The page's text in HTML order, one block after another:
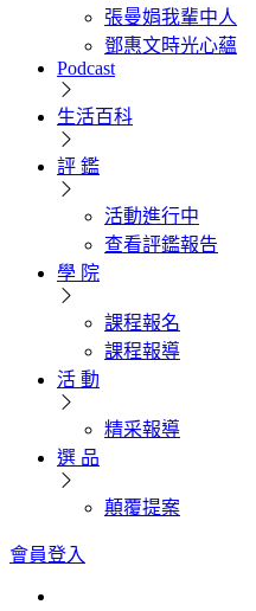
張曼娟我輩中人
鄧惠文時光心蘊
Podcast
生活百科
評 鑑
活動進行中
查看評鑑報告
學 院
課程報名
課程報導
活 動
精采報導
選 品
顛覆提案
會員登入